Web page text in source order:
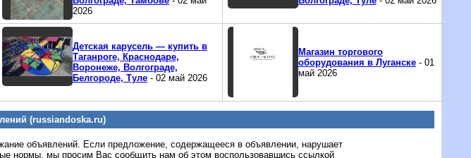
2026
Детская карусель — купить в
Таганроге, Краснодаре,
Воронеже, Волгограде,
Белгороде, Туле- 02 май 2026
Магазин торгового
оборудования в Луганске- 01
май 2026
(russiandoska.ru)
объявлений. Если предложение, содержащееся в объявлении, нарушает
нормы, мы просим Вас сообщить нам об этом воспользовавшись ссылкой